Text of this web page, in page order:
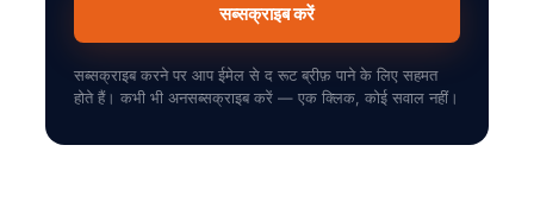
सब्सक्राइब करें
सब्सक्राइब करने पर आप ईमेल से द रूट ब्रीफ़ पाने के लिए सहमत
होते हैं। कभी भी अनसब्सक्राइब करें — एक क्लिक, कोई सवाल नहीं।